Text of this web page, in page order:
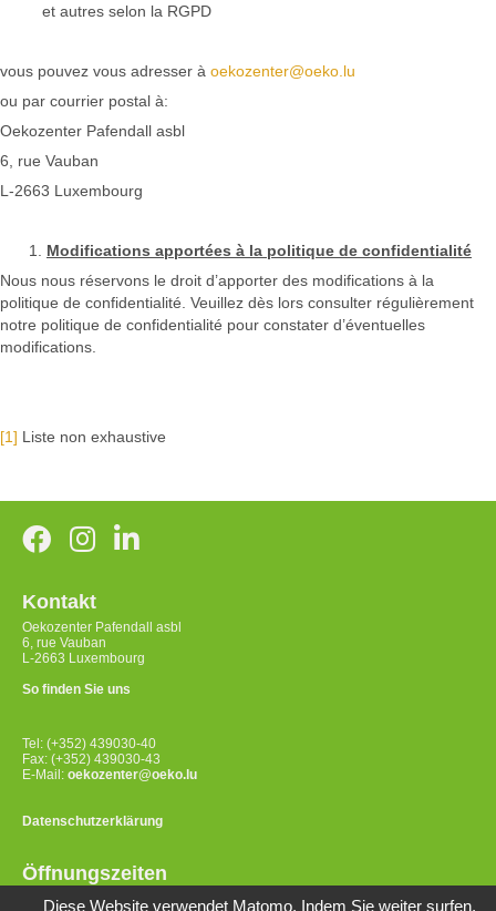
et autres selon la RGPD
vous pouvez vous adresser à oekozenter@oeko.lu
ou par courrier postal à:
Oekozenter Pafendall asbl
6, rue Vauban
L-2663 Luxembourg
Modifications apportées à la politique de confidentialité
Nous nous réservons le droit d’apporter des modifications à la
politique de confidentialité. Veuillez dès lors consulter régulièrement
notre politique de confidentialité pour constater d’éventuelles
modifications.
[1] Liste non exhaustive
Kontakt
Oekozenter Pafendall asbl
6, rue Vauban
L-2663 Luxembourg
So finden Sie uns
Tel: (+352) 439030-40
Fax: (+352) 439030-43
E-Mail: oekozenter@oeko.lu
Datenschutzerklärung
Öffnungszeiten
Montag bis Donnerstag
Diese Website verwendet Matomo. Indem Sie weiter surfen,